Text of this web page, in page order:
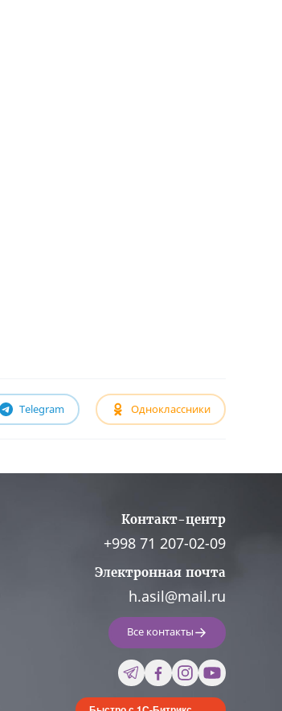
Telegram Одноклассники
Контакт-центр
+998 71 207-02-09
Электронная почта
h.asil@mail.ru
Все контакты